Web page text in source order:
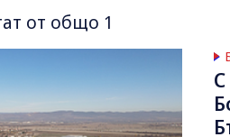
от общо 1